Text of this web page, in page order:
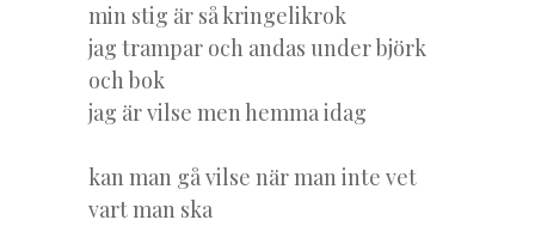
min stig är så kringelikrok
jag trampar och andas under björk
och bok
jag är vilse men hemma idag
kan man gå vilse när man inte vet
vart man ska